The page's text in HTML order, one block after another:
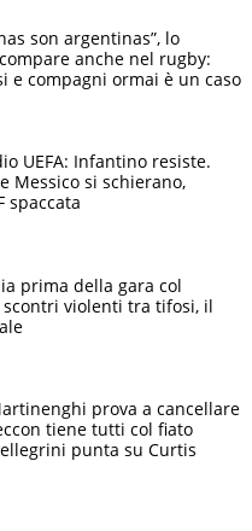
son argentinas”, lo
anche nel rugby:
e compagni ormai è un caso
UEFA: Infantino resiste.
Messico si schierano,
spaccata
prima della gara col
scontri violenti tra tifosi, il
prova a cancellare
tiene tutti col fiato
punta su Curtis